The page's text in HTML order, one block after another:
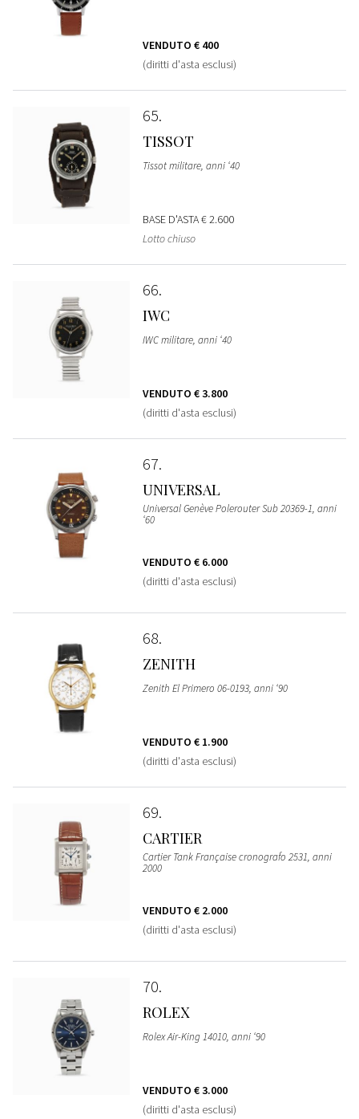
VENDUTO € 400
(diritti d'asta esclusi)
65
TISSOT
Tissot militare, anni ‘40
BASE D'ASTA€ 2.600
Lotto chiuso
66
IWC
IWC militare, anni ‘40
VENDUTO € 3.800
(diritti d'asta esclusi)
67
UNIVERSAL
Universal Genève Polerouter Sub 20369-1, anni
‘60
VENDUTO € 6.000
(diritti d'asta esclusi)
68
ZENITH
Zenith El Primero 06-0193, anni ‘90
VENDUTO € 1.900
(diritti d'asta esclusi)
69
CARTIER
Cartier Tank Française cronografo 2531, anni
2000
VENDUTO € 2.000
(diritti d'asta esclusi)
70
ROLEX
Rolex Air-King 14010, anni ‘90
VENDUTO € 3.000
(diritti d'asta esclusi)